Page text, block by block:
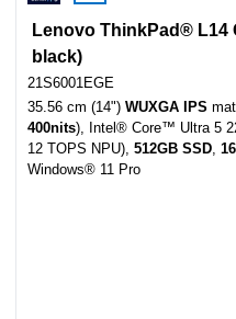
Lenovo ThinkPad® L14
black)
21S6001EGE
35.56 cm (14") WUXGA IPS
400nits), Intel® Core™ Ultra 5
12 TOPS NPU), 512GB SSD
Windows® 11 Pro